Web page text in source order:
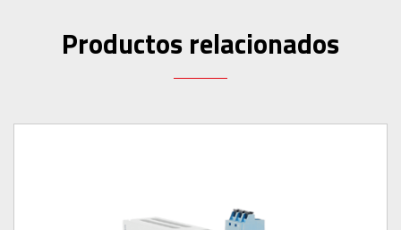
Productos relacionados